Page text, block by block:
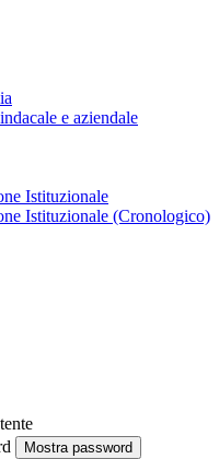
e aziendale
Istituzionale
Istituzionale (Cronologico)
Mostra password